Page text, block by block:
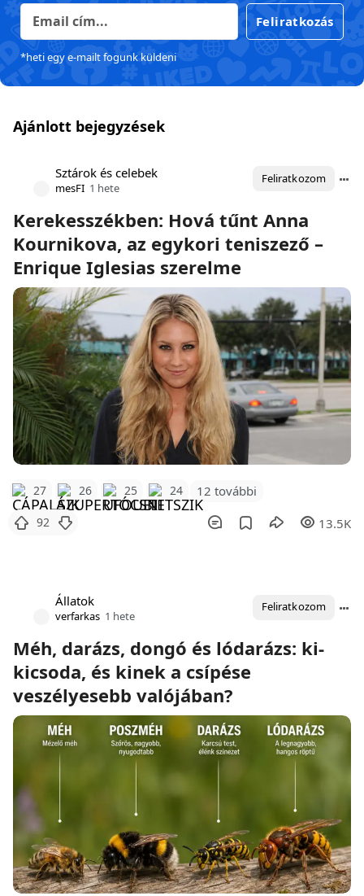
Feliratkozás
*heti egy e-mailt fogunk küldeni
Ajánlott bejegyzések
Sztárok és celebek
mesFI 1 hete
Feliratkozom
Kerekesszékben: Hová tűnt Anna
Kournikova, az egykori teniszező –
Enrique Iglesias szerelme
27 26 25 24 12 további
92 13.5K
Állatok
verfarkas 1 hete
Feliratkozom
Méh, darázs, dongó és lódarázs: ki-
kicsoda, és kinek a csípése
veszélyesebb valójában?